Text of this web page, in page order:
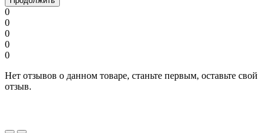
0
0
0
0
0
Нет отзывов о данном товаре, станьте первым, оставьте свой
отзыв.